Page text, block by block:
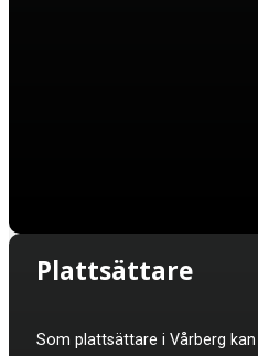
Plattsättare
Som plattsättare i Vårberg